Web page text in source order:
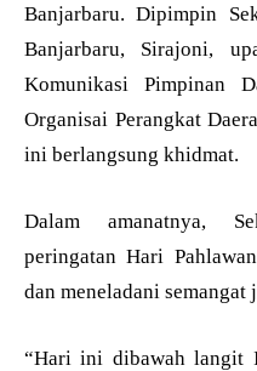
Banjarbaru. Dipimpin
Banjarbaru, Sirajoni,
Komunikasi Pimpinan
Organisai Perangkat
ini berlangsung khidmat.
Dalam amanatnya,
peringatan Hari
dan meneladani semangat
“Hari ini dibawah langit